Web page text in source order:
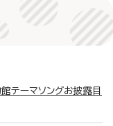
テーマソングお披露目